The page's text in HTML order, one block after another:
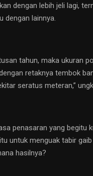
dengan lebih jeli lagi,
dengan lainnya.
tahun, maka ukuran
retaknya tembok
seratus meteran,”
penasaran yang begitu
untuk menguak tabir
hasilnya?